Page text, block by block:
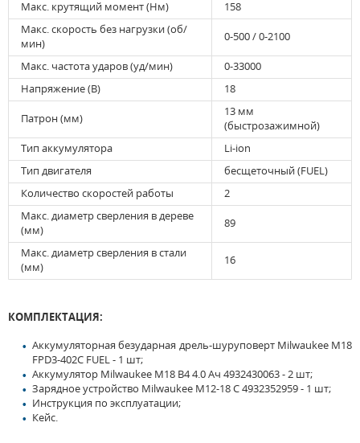
Макс. крутящий момент (Нм)
158
Макс. скорость без нагрузки (об/
мин)
0-500 / 0-2100
Макс. частота ударов (уд/мин)
0-33000
Напряжение (В)
18
Патрон (мм)
13 мм
(быстрозажимной)
Тип аккумулятора
Li-ion
Тип двигателя
бесщеточный (FUEL)
Количество скоростей работы
2
Макс. диаметр сверления в дереве
(мм)
89
Макс. диаметр сверления в стали
(мм)
16
КОМПЛЕКТАЦИЯ:
Аккумуляторная безударная дрель-шуруповерт Milwaukee M18
FPD3-402C FUEL - 1 шт;
Аккумулятор Milwaukee M18 B4 4.0 Ач 4932430063 - 2 шт;
Зарядное устройство Milwaukee M12-18 C 4932352959 - 1 шт;
Инструкция по эксплуатации;
Кейс.